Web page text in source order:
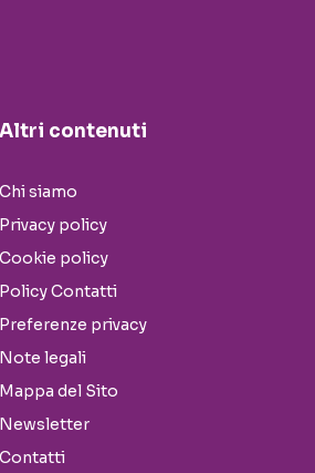
Altri contenuti
Chi siamo
Privacy policy
Cookie policy
Policy Contatti
Preferenze privacy
Note legali
Mappa del Sito
Newsletter
Contatti